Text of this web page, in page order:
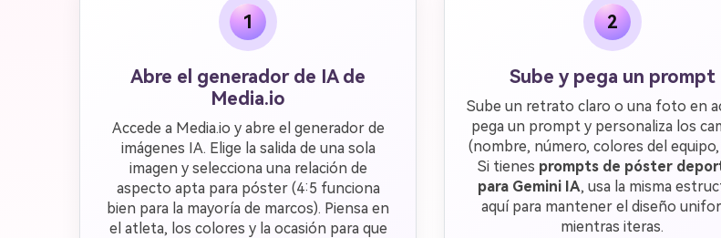
1
Abre el generador de IA de
Media.io
Accede a Media.io y abre el generador de
imágenes IA. Elige la salida de una sola
imagen y selecciona una relación de
aspecto apta para póster (4:5 funciona
bien para la mayoría de marcos). Piensa en
el atleta, los colores y la ocasión para que
2
Sube y pega un prompt
Sube un retrato claro o una foto en
pega un prompt y personaliza los
(nombre, número, colores del equipo,
Si tienes prompts de póster
para Gemini IA, usa la misma
aquí para mantener el diseño
mientras iteras.